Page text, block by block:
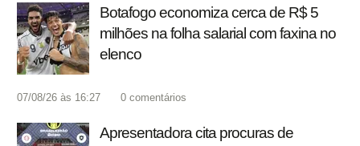
Botafogo economiza cerca de R$ 5
milhões na folha salarial com faxina no
elenco
07/08/26 às 16:27 0 comentários
Apresentadora cita procuras de